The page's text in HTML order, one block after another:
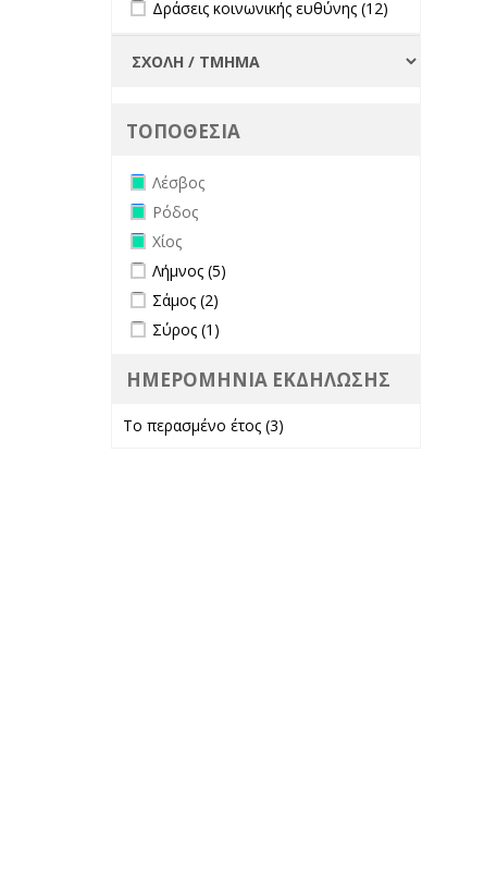
filter
Δράσεις κοινωνικής ευθύνης (12)
ευθύνης
ΤΟΠΟΘΕΣΙΑ
Remove Λέσβος filter
Λέσβος
Remove Ρόδος filter
Ρόδος
Remove Χίος filter
Χίος
Apply Λήμνος filter
Λήμνος (5)
Apply Σάμος filter
Σάμος (2)
Apply Σύρος filter
Σύρος (1)
ΗΜΕΡΟΜΗΝΙΑ ΕΚΔΗΛΩΣΗΣ
Το περασμένο έτος (3)